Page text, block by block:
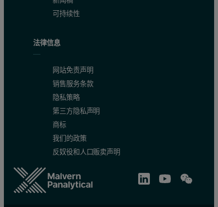
可持续性
法律信息
网站免责声明
销售服务条款
隐私策略
第三方隐私声明
商标
我们的政策
反奴役和人口贩卖声明